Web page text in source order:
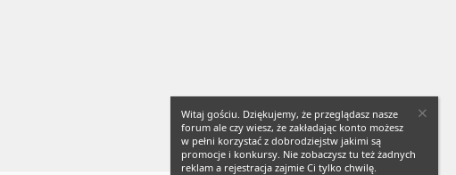
Witaj gościu. Dziękujemy, że przeglądasz nasze
forum ale czy wiesz, że zakładając konto możesz
w pełni korzystać z dobrodziejstw jakimi są
promocje i konkursy. Nie zobaczysz tu też żadnych
reklam a rejestracja zajmie Ci tylko chwilę.